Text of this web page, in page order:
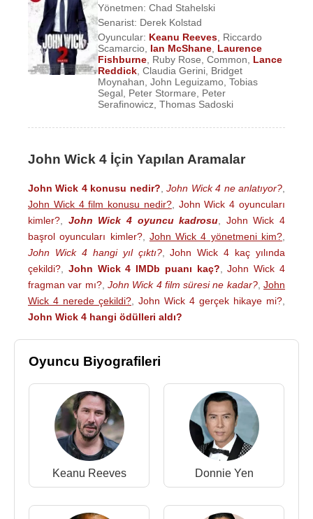
Yönetmen: Chad Stahelski
Senarist: Derek Kolstad
Oyuncular: Keanu Reeves, Riccardo
Scamarcio, Ian McShane, Laurence
Fishburne, Ruby Rose, Common, Lance
Reddick, Claudia Gerini, Bridget
Moynahan, John Leguizamo, Tobias
Segal, Peter Stormare, Peter
Serafinowicz, Thomas Sadoski
John Wick 4 İçin Yapılan Aramalar
John Wick 4 konusu nedir?,John Wick 4 ne anlatıyor?,
John Wick 4 film konusu nedir?, John Wick 4 oyuncuları
kimler?, John Wick 4 oyuncu kadrosu, John Wick 4
başrol oyuncuları kimler?, John Wick 4 yönetmeni kim?,
John Wick 4 hangi yıl çıktı?,John Wick 4 kaç yılında
çekildi?, John Wick 4 IMDb puanı kaç?,John Wick 4
fragman var mı?, John Wick 4 film süresi ne kadar?,John
Wick 4 nerede çekildi?, John Wick 4 gerçek hikaye mi?,
John Wick 4 hangi ödülleri aldı?
Oyuncu Biyografileri
Keanu Reeves Donnie Yen